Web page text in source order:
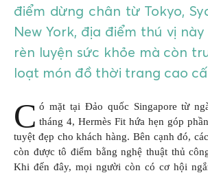
điểm dừng chân từ Tokyo,
New York, địa điểm thú vị
rèn luyện sức khỏe mà còn
loạt món đồ thời trang cao
C ó mặt tại Đảo quốc Singapore từ
tháng 4, Hermès Fit hứa hẹn góp
tuyệt đẹp cho khách hàng. Bên cạnh đó,
còn được tô điểm bằng nghệ thuật thủ
Khi đến đây, mọi người còn có cơ hội